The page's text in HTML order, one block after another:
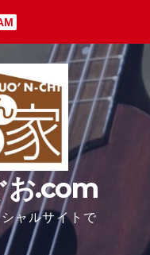
お.com
ャルサイトで